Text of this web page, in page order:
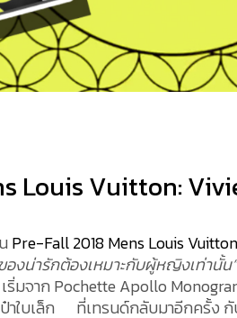
Louis Vuitton:
Pre-Fall 2018 Mens Louis Vuitton
องน่ารักต้องเหมาะกับผู้หญิงเท่านั้น”
ริ่มจาก Pochette Apollo
ป๋าใบเล็ก ที่เทรนด์กลับมาอีกครั้ง